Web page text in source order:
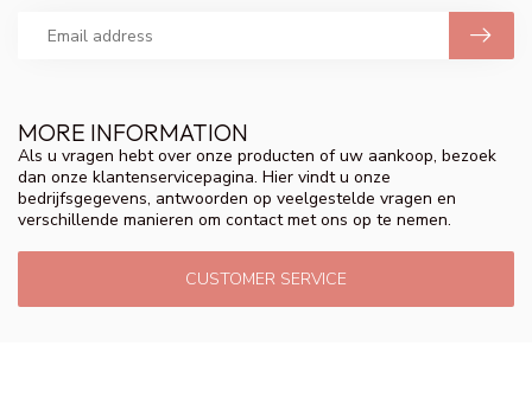
MORE INFORMATION
Als u vragen hebt over onze producten of uw aankoop, bezoek
dan onze klantenservicepagina. Hier vindt u onze
bedrijfsgegevens, antwoorden op veelgestelde vragen en
verschillende manieren om contact met ons op te nemen.
CUSTOMER SERVICE